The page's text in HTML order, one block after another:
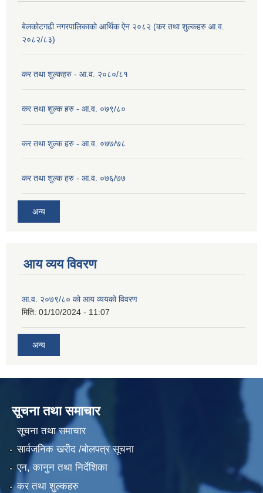
बेलकोटगढी नगरपालिकाको आर्थिक ऐन २०८२ (कर तथा शुल्कहरु आ.व.
२०८२/८३)
कर तथा शुल्कहरु - आ.व. २०८०/८१
कर तथा शुल्क हरु - आ.व. ०७९/८०
कर तथा शुल्क हरु - आ.व. ०७७/७८
कर तथा शुल्क हरु - आ.व. ०७६/७७
अन्य
आय व्यय विवरण
आ.व. २०७९/८० को आय व्ययको विवरण
मिति: 01/10/2024 - 11:07
अन्य
सूचना तथा समाचार
सूचना तथा समाचार
सार्वजनिक खरीद /बोलपत्र सूचना
एन, कानुन तथा निर्देशिका
कर तथा शुल्कहरु